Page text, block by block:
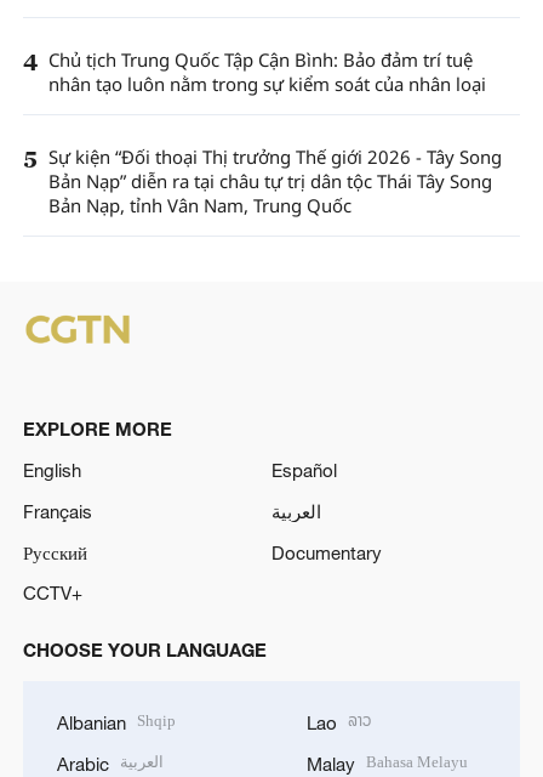
4 Chủ tịch Trung Quốc Tập Cận Bình: Bảo đảm trí tuệ
nhân tạo luôn nằm trong sự kiểm soát của nhân loại
5 Sự kiện “Đối thoại Thị trưởng Thế giới 2026 - Tây Song
Bản Nạp” diễn ra tại châu tự trị dân tộc Thái Tây Song
Bản Nạp, tỉnh Vân Nam, Trung Quốc
EXPLORE MORE
English
Español
Français
العربية
Русский
Documentary
CCTV+
CHOOSE YOUR LANGUAGE
Albanian Shqip
Arabic العربية
Lao ລາວ
Malay Bahasa Melayu